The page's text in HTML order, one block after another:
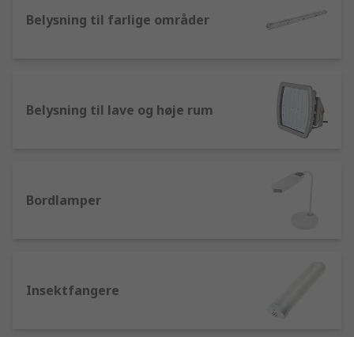
Belysning til farlige områder
Belysning til lave og høje rum
Bordlamper
Insektfangere